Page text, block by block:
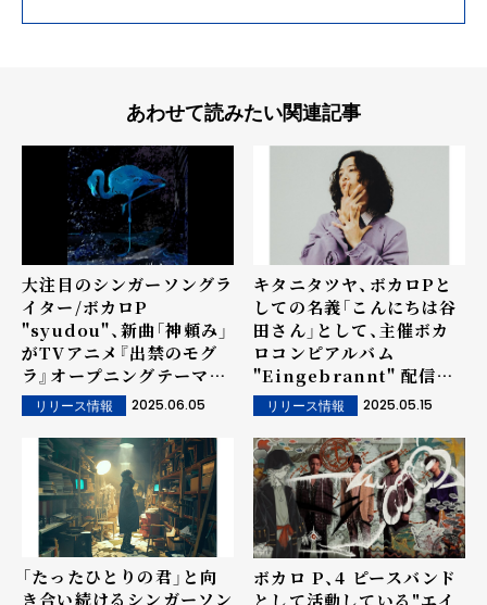
あわせて読みたい関連記事
大注目のシンガーソングラ
イター/ボカロP
"syudou"、新曲「神頼み」
がTVアニメ『出禁のモグ
ラ』オープニングテーマに
決定！
リリース情報 2025.06.05
キタニタツヤ、ボカロPと
しての名義「こんにちは谷
田さん」として、主催ボカ
ロコンピアルバム
"Eingebrannt" 配信リ
リースを行うことが決定。
リリース情報 2025.05.15
「たったひとりの君」と向
き合い続けるシンガーソン
ボカロ P、4 ピースバンド
として活動している"エイ